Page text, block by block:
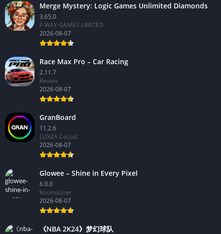
Merge Mystery: Logic Games Unlimited Diamonds
3.65.0
F-WAY GAMES LIMITED
2026-08-07
Race Max Pro – Car Racing
2.11.7
Revani
2026-08-07
GranBoard
11.2.6
LUXZA Co.Ltd.
2026-08-07
Glowee – Shine in Every Pixel
6.0.0
KosmoLizer
2026-08-07
《NBA 2K24》梦幻球队